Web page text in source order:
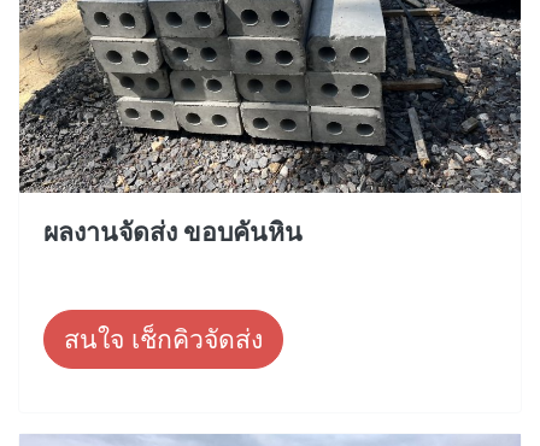
ผลงานจัดส่ง ขอบคันหิน
สนใจ เช็กคิวจัดส่ง